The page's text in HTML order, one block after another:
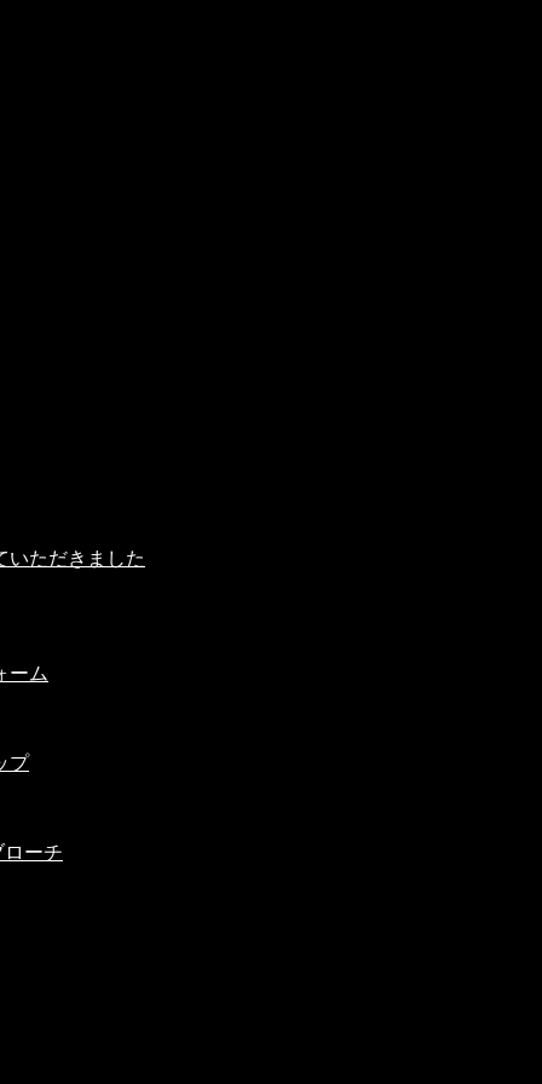
いただきました
ーム
プ
ーチ